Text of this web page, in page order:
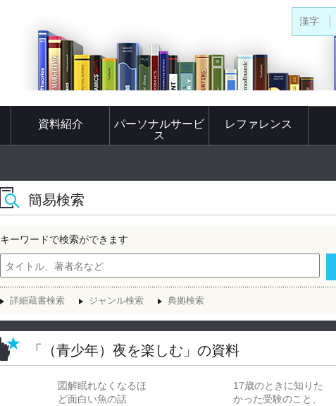
資料紹介
パーソナルサービ
ス
レファレンス
漢字
簡易検索
キーワードで検索ができます
詳細蔵書検索 ジャンル検索 典拠検索
「（青少年）夜を楽しむ」の資料
図解眠れなくなるほ
ど面白い魚の話
17歳のときに知りた
かった受験のこと、